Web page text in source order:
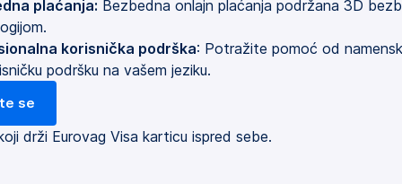
plaćanja: Bezbedna onlajn plaćanja podržana 3D
korisnička podrška: Potražite pomoć od
podršku na vašem jeziku.
se